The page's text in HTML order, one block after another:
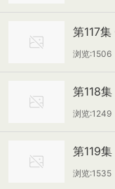
第117
浏览:1506
第118
浏览:1249
第119
浏览:1535